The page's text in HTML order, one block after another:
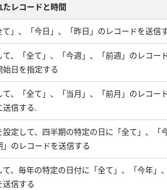
レコードと時間
て」、「今日」、「昨日」のレコードを送信
て、「全て」、「今週」、「前週」のレコー
始日を指定する
て、「全て」、「当月」、「前月」のレコー
送信する.
設定して、四半期の特定の日に「全て」、「
のレコードを送信する
て、毎年の特定の日付に「全て」、「今年」
信する